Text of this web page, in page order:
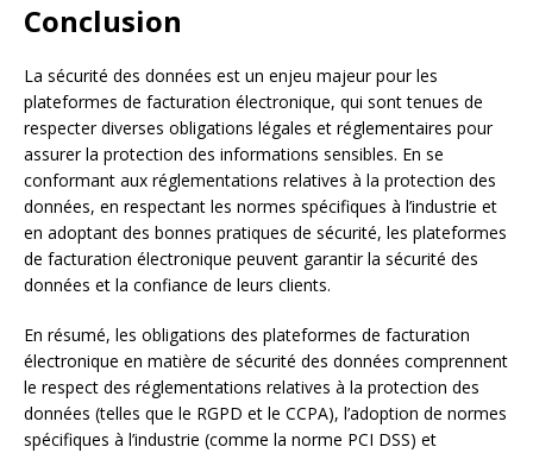
Conclusion
La sécurité des données est un enjeu majeur pour les
plateformes de facturation électronique, qui sont tenues de
respecter diverses obligations légales et réglementaires pour
assurer la protection des informations sensibles. En se
conformant aux réglementations relatives à la protection des
données, en respectant les normes spécifiques à l’industrie et
en adoptant des bonnes pratiques de sécurité, les plateformes
de facturation électronique peuvent garantir la sécurité des
données et la confiance de leurs clients.
En résumé, les obligations des plateformes de facturation
électronique en matière de sécurité des données comprennent
le respect des réglementations relatives à la protection des
données (telles que le RGPD et le CCPA), l’adoption de normes
spécifiques à l’industrie (comme la norme PCI DSS) et